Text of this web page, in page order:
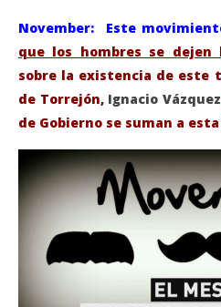
VIENDO
‘Movember’: El
cáncer de próstata que
November: Este
que los hombres se dejen
sobre la existencia de este
de Torrejón, Ignacio
de Gobierno se suman a